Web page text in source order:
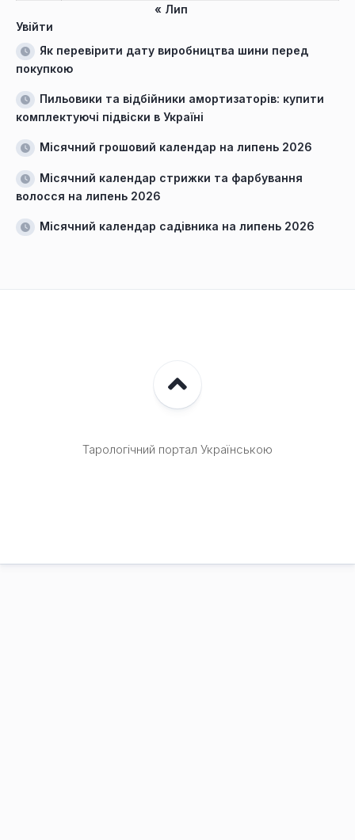
« Лип
Увійти
Як перевірити дату виробництва шини перед
покупкою
Пильовики та відбійники амортизаторів: купити
комплектуючі підвіски в Україні
Місячний грошовий календар на липень 2026
Місячний календар стрижки та фарбування
волосся на липень 2026
Місячний календар садівника на липень 2026
Тарологічний портал Українською